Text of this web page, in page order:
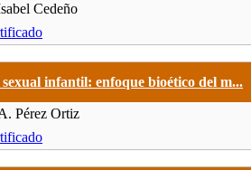
Cedeño
infantil: enfoque bioético del m...
Pérez Ortiz